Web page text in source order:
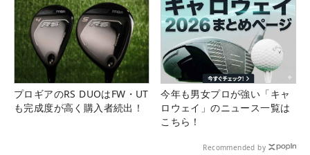
プロギアのRS DUOはFW・UT
も完成度が高く購入者続出！
今年も男女プロが強い「キャ
ロウェイ」のニュース一覧は
こちら！
Recommended by